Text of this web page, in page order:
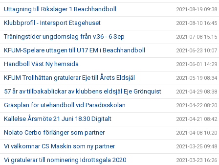
Uttagning till Riksläger 1 Beachhandboll 2021-08-19 09:38
Klubbprofil - Intersport Etagehuset 2021-08-10 16:45
Träningstider ungdomslag från v.36 - 6 Sep 2021-07-08 15:15
KFUM-Spelare uttagen till U17 EM i Beachhandboll 2021-06-23 10:07
Handboll Väst Ny hemsida 2021-06-01 14:29
KFUM Trollhättan gratulerar Eje till Årets Eldsjäl 2021-05-19 08:34
57 år av tillbakablickar av klubbens eldsjäl Eje Grönquist 2021-04-29 08:38
Gräsplan för utehandboll vid Paradisskolan 2021-04-22 08:20
Kallelse Årsmöte 21 Juni 18.30 Digitalt 2021-04-21 08:42
Nolato Cerbo förlänger som partner 2021-04-08 10:20
Vi välkomnar CS Maskin som ny partner 2021-03-25 09:48
Vi gratulerar till nominering Idrottsgala 2020 2021-03-23 16:26